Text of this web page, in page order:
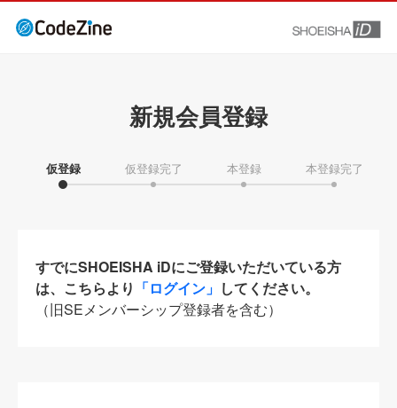
新規会員登録
仮登録 仮登録完了 本登録 本登録完了
すでにSHOEISHA iDにご登録いただいている方
は、こちらより 「ログイン」 してください。
（旧SEメンバーシップ登録者を含む）